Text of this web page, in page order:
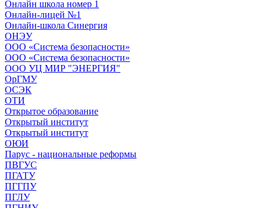
Онлайн школа номер 1
Онлайн-лицей №1
Онлайн-школа Синергия
ОНЭУ
ООО «Система безопасности»
ООО «Система безопасности»
ООО УЦ МИР "ЭНЕРГИЯ"
ОрГМУ
ОСЭК
ОТИ
Открытое образование
Открытый институт
Открытый институт
ОЮИ
Парус - национальные реформы
ПВГУС
ПГАТУ
ПГГПУ
ПГЛУ